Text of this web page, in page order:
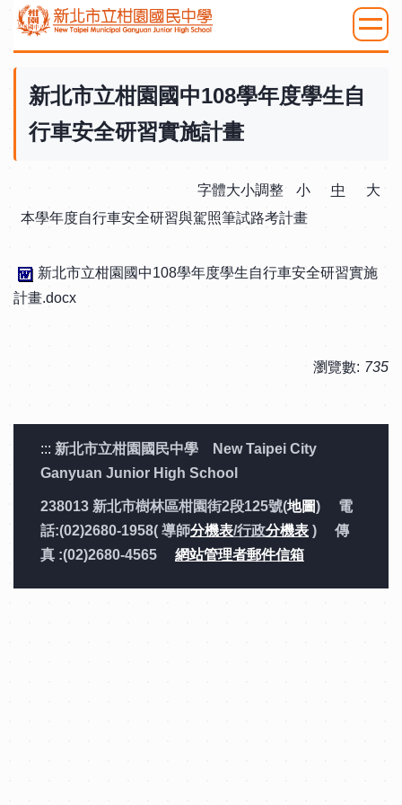
跳
主
區
新北市立柑園國中108學年度學生自
行車安全研習實施計畫
字體大小調整 小 中
大
本學年度自行車安全研習與駕照筆試路考計畫
新北市立柑園國中108學年度學生自行車安全研習實施
計畫.docx
瀏覽數: 735
::: 新北市立柑園國民中學 New Taipei City
Ganyuan Junior High School
238013 新北市樹林區柑園街2段125號(地圖) 電
話:(02)2680-1958( 導師分機表/行政分機表 ) 傳
真 :(02)2680-4565 網站管理者郵件信箱